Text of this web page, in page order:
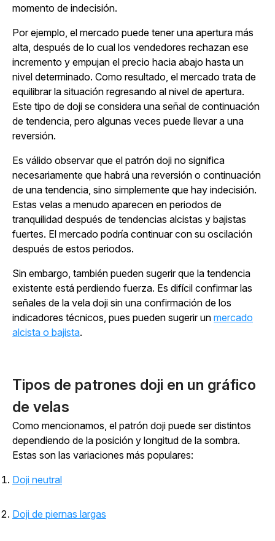
momento de indecisión.
Por ejemplo, el mercado puede tener una apertura más
alta, después de lo cual los vendedores rechazan ese
incremento y empujan el precio hacia abajo hasta un
nivel determinado. Como resultado, el mercado trata de
equilibrar la situación regresando al nivel de apertura.
Este tipo de doji se considera una señal de continuación
de tendencia, pero algunas veces puede llevar a una
reversión.
Es válido observar que el patrón doji no significa
necesariamente que habrá una reversión o continuación
de una tendencia, sino simplemente que hay indecisión.
Estas velas a menudo aparecen en periodos de
tranquilidad después de tendencias alcistas y bajistas
fuertes. El mercado podría continuar con su oscilación
después de estos periodos.
Sin embargo, también pueden sugerir que la tendencia
existente está perdiendo fuerza. Es difícil confirmar las
señales de la vela doji sin una confirmación de los
indicadores técnicos, pues pueden sugerir un mercado
alcista o bajista.
Tipos de patrones doji en un gráfico
de velas
Como mencionamos, el patrón doji puede ser distintos
dependiendo de la posición y longitud de la sombra.
Estas son las variaciones más populares:
Doji neutral
Doji de piernas largas